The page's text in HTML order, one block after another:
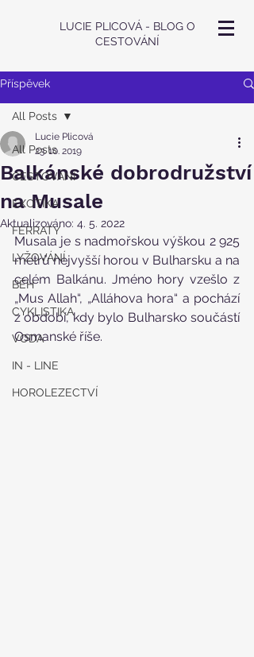
LUCIE PLICOVÁ - BLOG O
CESTOVÁNÍ
Příspěvek
All Posts
CESTOVÁNÍ
EXOTIKA
FERRATY
LYŽOVÁNÍ
BĚH
CYKLISTIKA
VODA
IN - LINE
HOROLEZECTVÍ
All Posts
Balkánské dobrodružství
na Musale
Lucie Plicová
23. 10. 2019
Aktualizováno: 4. 5. 2022
Musala je s nadmořskou výškou 2 925
metrů nejvyšší horou v Bulharsku a na
celém Balkánu. Jméno hory vzešlo z
„Mus Allah“, „Alláhova hora“ a pochází
z období, kdy bylo Bulharsko součástí
Osmanské říše.